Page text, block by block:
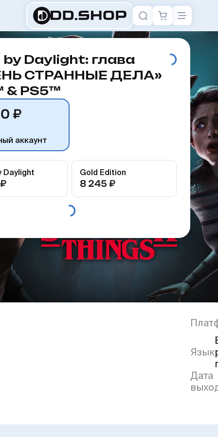
by Daylight: глава
СТРАННЫЕ ДЕЛА»
& PS5™
₽
аккаунт
Daylight Gold Edition
8 245 ₽
Язык
Дата